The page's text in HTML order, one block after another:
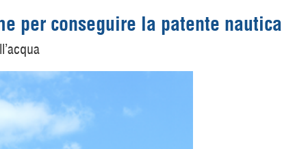
per conseguire la patente nautica